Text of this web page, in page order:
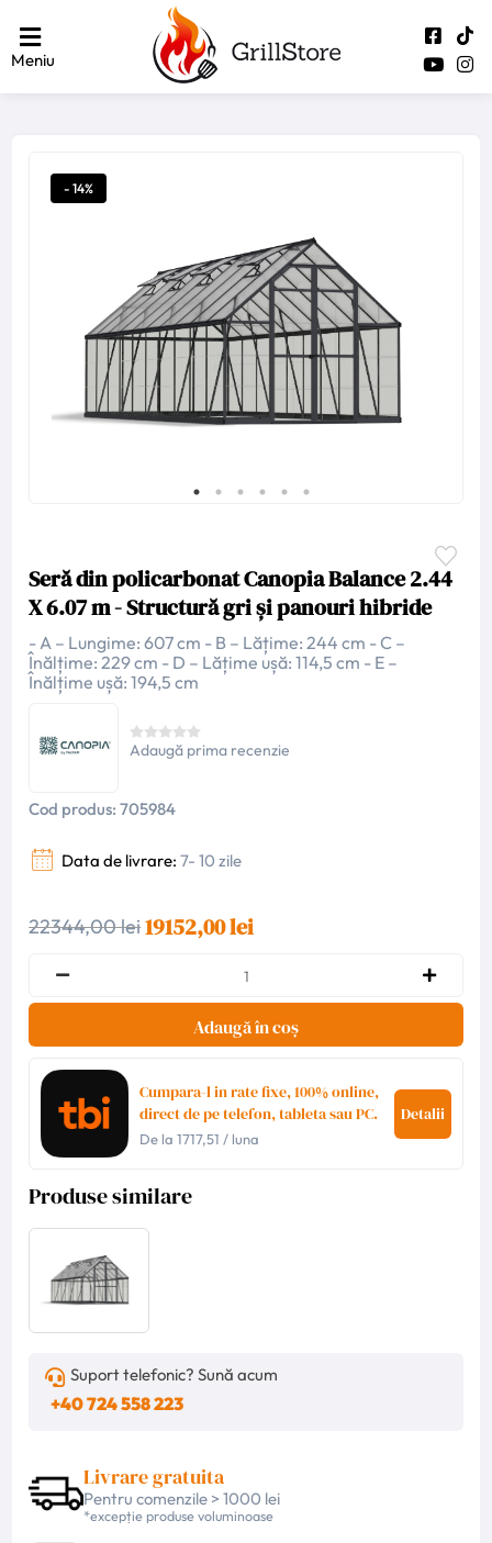
Meniu
- 14%
Seră din policarbonat Canopia Balance 2.44
X 6.07 m - Structură gri și panouri hibride
- A – Lungime: 607 cm - B – Lățime: 244 cm - C –
Înălțime: 229 cm - D – Lățime ușă: 114,5 cm - E –
Înălțime ușă: 194,5 cm
Adaugă prima recenzie
Cod produs: 705984
Data de livrare: 7- 10 zile
22344,00 lei19152,00 lei
Adaugă în coș
Cumpara-l in rate fixe, 100% online,
direct de pe telefon, tableta sau PC.
De la1717,51 / luna
Detalii
Produse similare
Suport telefonic? Sună acum
+40 724 558 223
Livrare gratuita
Pentru comenzile > 1000 lei
*excepție produse voluminoase